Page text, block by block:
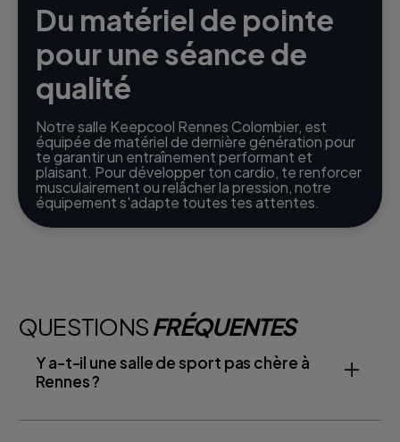
Du matériel de pointe
pour une séance de
qualité
Notre salle Keepcool Rennes Colombier, est
équipée de matériel de dernière génération pour
te garantir un entraînement performant et
plaisant. Pour développer ton cardio, te renforcer
musculairement ou relâcher la pression, notre
équipement s'adapte toutes tes attentes.
QUESTIONSFRÉQUENTES
Y a-t-il une salle de sport pas chère à
Rennes ?